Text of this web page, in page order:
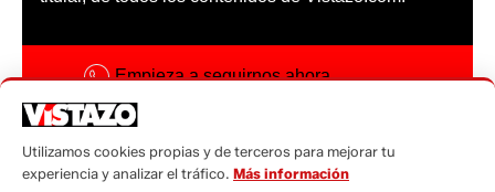
Empieza a seguirnos ahora
Código ética
Utilizamos cookies propias y de terceros para mejorar tu
experiencia y analizar el tráfico. Más información